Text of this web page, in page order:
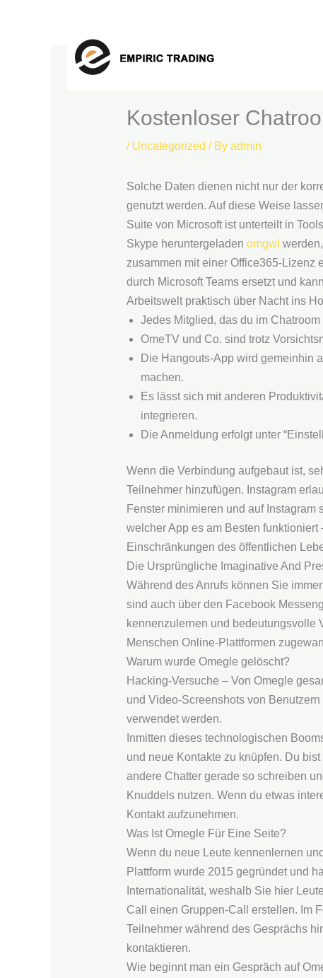
Kostenloser
/ Uncategorized / By admin
Solche Daten dienen nicht nur der
genutzt werden. Auf diese Weise
Suite von Microsoft ist unterteilt in
Skype heruntergeladen omgwl
zusammen mit einer Office365-Lizenz
durch Microsoft Teams ersetzt und
Arbeitswelt praktisch über Nacht ins
Jedes Mitglied, das du im
OmeTV und Co. sind trotz
Die Hangouts-App wird gemeinhin
machen.
Es lässt sich mit anderen
integrieren.
Die Anmeldung erfolgt unter
Wenn die Verbindung aufgebaut ist,
Teilnehmer hinzufügen. Instagram
Fenster minimieren und auf
welcher App es am Besten
Einschränkungen des öffentlichen
Die Ursprüngliche Imaginative And
Während des Anrufs können Sie
sind auch über den Facebook
kennenzulernen und bedeutungsvolle
Menschen Online-Plattformen
Warum wurde Omegle gelöscht?
Hacking-Versuche – Von Omegle
und Video-Screenshots von
verwendet werden.
Inmitten dieses technologischen
und neue Kontakte zu knüpfen. Du
andere Chatter gerade so schreiben
Knuddels nutzen. Wenn du etwas
Kontakt aufzunehmen.
Was Ist Omegle Für Eine Seite?
Wenn du neue Leute kennenlernen
Plattform wurde 2015 gegründet und
Internationalität, weshalb Sie hier
Call einen Gruppen-Call erstellen. Im
Teilnehmer während des Gesprächs
kontaktieren.
Wie beginnt man ein Gespräch auf